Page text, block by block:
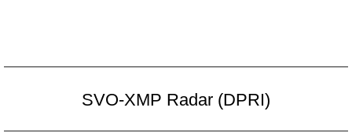
SVO-XMP Radar (DPRI)